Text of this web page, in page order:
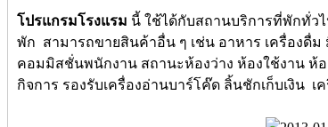
โปรแกรมโรงแรม นี้ ใช้ได้กับสถานบริการที่พักทั่ว
พัก สามารถขายสินค้าอื่น ๆ เช่น อาหาร เครื่องดื่ม
คอมมิสชั่นพนักงาน สถานะห้องว่าง ห้องใช้งาน ห้
กิจการ รองรับเครื่องอ่านบาร์โค๊ด ลิ้นชักเก็บเงิน เ